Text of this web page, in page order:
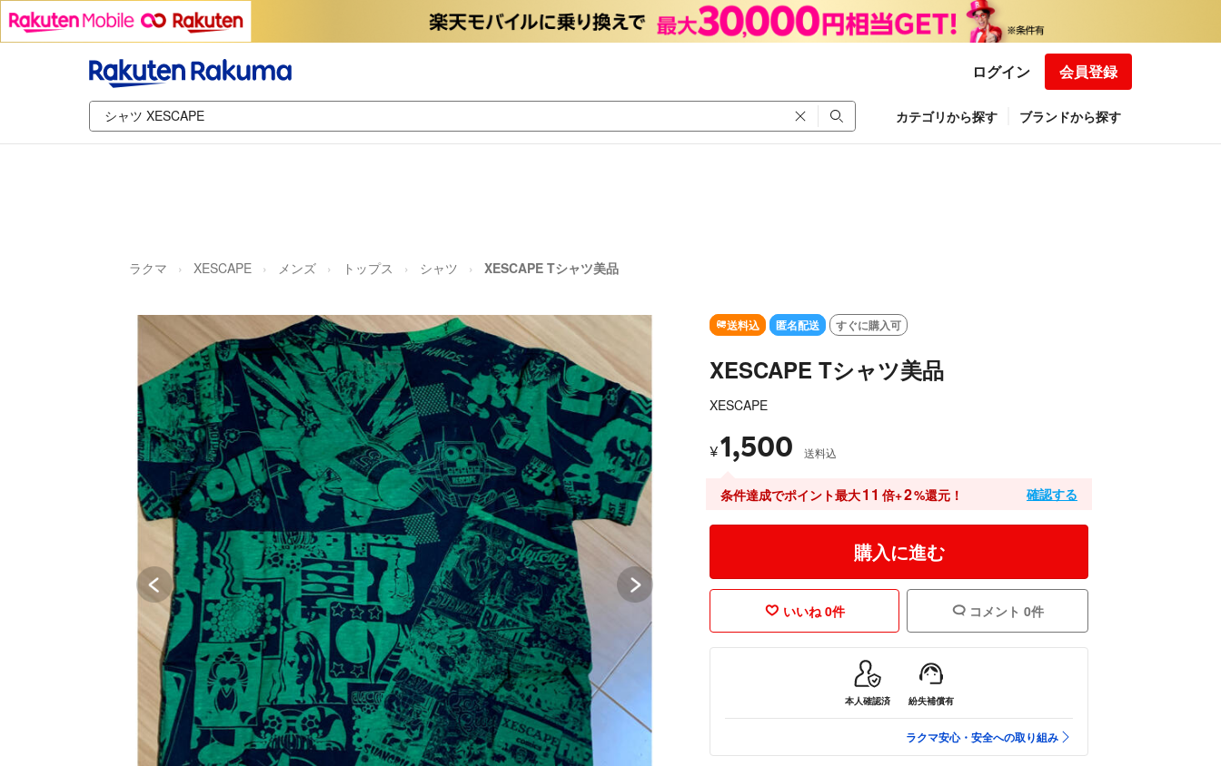
ログイン 会員登録
カテゴリから探す ブランドから探す
ラクマ XESCAPE メンズ トップス シャツ XESCAPE Tシャツ美品
送料込 匿名配送 すぐに購入可
XESCAPE Tシャツ美品
XESCAPE
¥1,500 送料込
条件達成でポイント最大11 倍+2%還元！ 確認する
購入に進む
いいね 0件 コメント 0件
本人確認済 紛失補償有
ラクマ安心・安全への取り組み